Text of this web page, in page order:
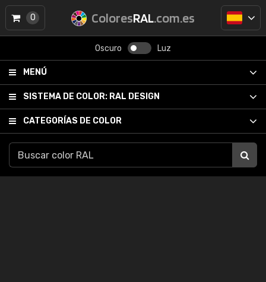
ColoresRAL.com.es
Oscuro Luz
MENÚ
SISTEMA DE COLOR: RAL DESIGN
CATEGORÍAS DE COLOR
0